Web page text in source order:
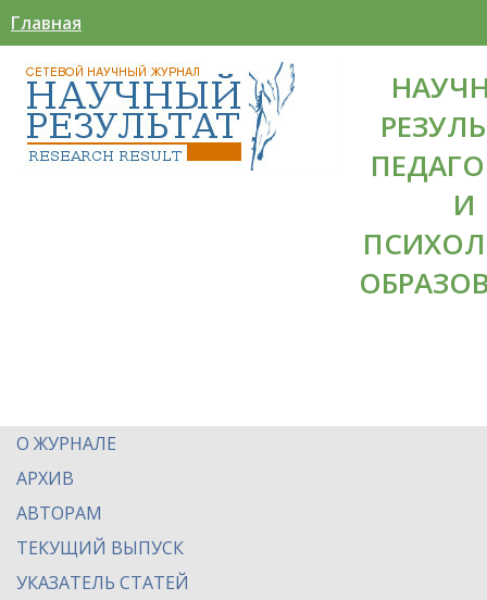
Главная
И
О ЖУРНАЛЕ
АРХИВ
АВТОРАМ
ТЕКУЩИЙ ВЫПУСК
УКАЗАТЕЛЬ СТАТЕЙ